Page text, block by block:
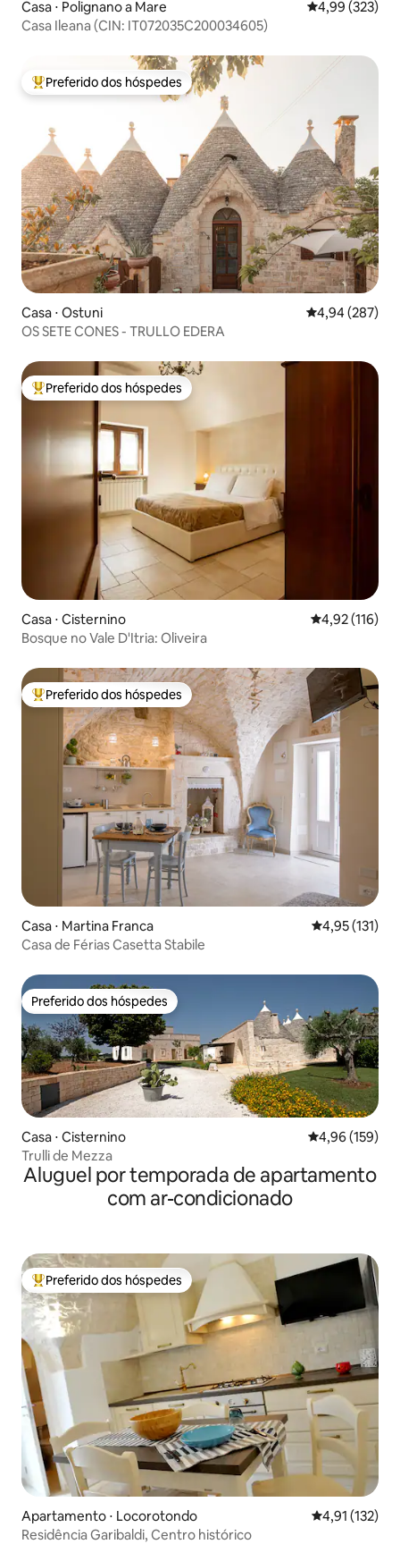
Casa ⋅ Polignano a Mare 4,99 de uma
4,99 (323)
Casa Ileana (CIN: IT072035C200034605)
Entre os melhores preferidos dos hóspedes
Preferido dos hóspedes
Casa ⋅ Ostuni 4,94 de uma
4,94 (287)
OS SETE CONES - TRULLO EDERA
Entre os melhores preferidos dos hóspedes
Preferido dos hóspedes
Casa ⋅ Cisternino 4,92 de uma
4,92 (116)
Bosque no Vale D'Itria: Oliveira
Entre os melhores preferidos dos hóspedes
Preferido dos hóspedes
Casa ⋅ Martina Franca 4,95 de uma
4,95 (131)
Casa de Férias Casetta Stabile
Preferido dos hóspedes
Preferido dos hóspedes
Casa ⋅ Cisternino 4,96 de uma
4,96 (159)
Trulli de Mezza
Aluguel por temporada de apartamento
com ar-condicionado
Entre os melhores preferidos dos hóspedes
Preferido dos hóspedes
Apartamento ⋅ Locorotondo 4,91 de uma
4,91 (132)
Residência Garibaldi, Centro histórico